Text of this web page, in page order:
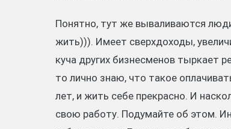
Понятно, тут же вываливаются
жить))). Имеет сверхдоходы,
куча других бизнесменов тыркает
то лично знаю, что такое
лет, и жить себе прекрасно. И
свою работу. Подумайте об этом.